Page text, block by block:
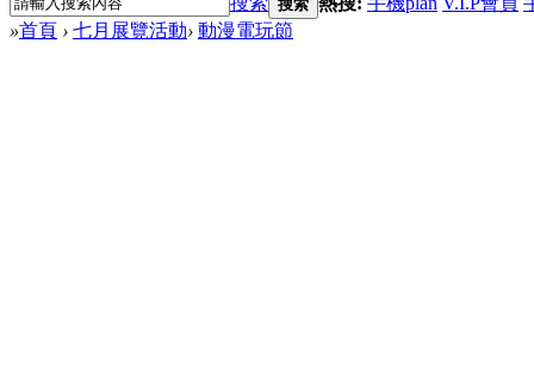
搜索
»首頁 › 七月展覽活動› 動漫電玩節